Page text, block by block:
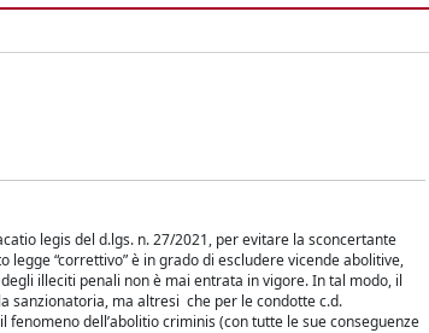
legis del d.lgs. n. 27/2021, per evitare la sconcertante
“correttivo” è in grado di escludere vicende abolitive,
illeciti penali non è mai entrata in vigore. In tal modo, il
sanzionatoria, ma altresi che per le condotte c.d.
fenomeno dell’abolitio criminis (con tutte le sue conseguenze